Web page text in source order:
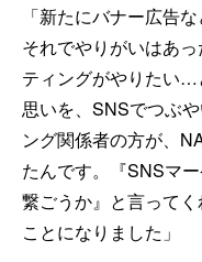
「新たにバナー広告
それでやりがいはあ
ティングがやりたい…
思いを、SNSでつぶ
ング関係者の方が、
たんです。『SNSマ
繋ごうか』と言って
ことになりました」